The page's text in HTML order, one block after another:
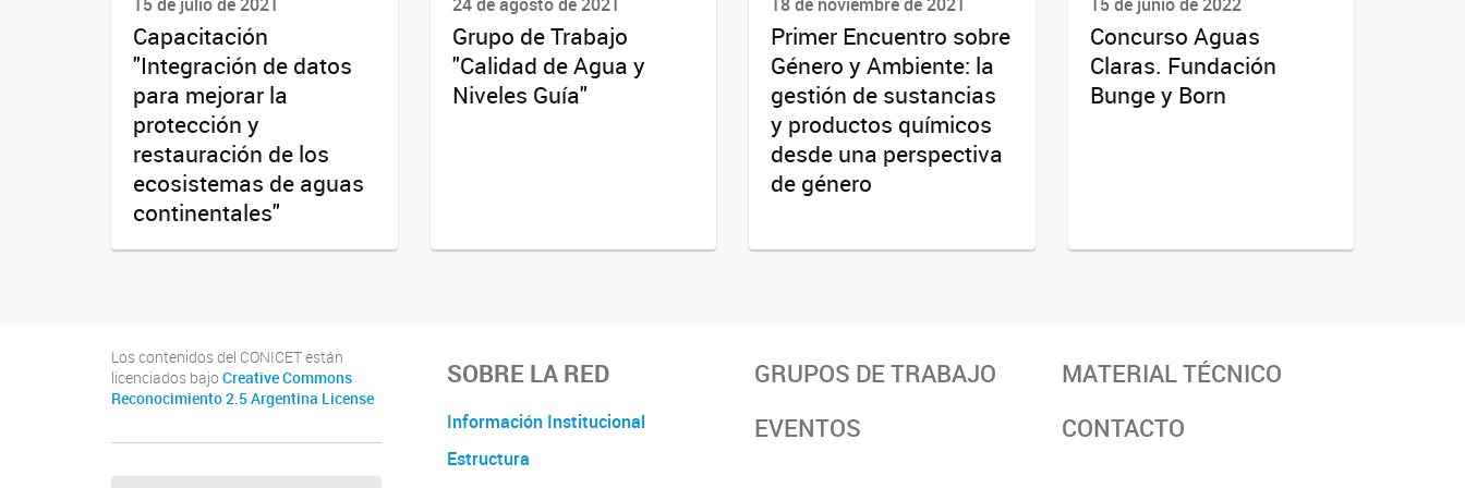
Capacitación
"Integración de datos
para mejorar la
protección y
restauración de los
ecosistemas de aguas
continentales"
Grupo de Trabajo
"Calidad de Agua y
Niveles Guía"
Primer Encuentro sobre
Género y Ambiente: la
gestión de sustancias
y productos químicos
desde una perspectiva
de género
Concurso Aguas
Claras. Fundación
Bunge y Born
Los contenidos del CONICET están
licenciados bajo Creative Commons
Reconocimiento 2.5 Argentina License
SOBRE LA RED
Información Institucional
Estructura
GRUPOS DE TRABAJO
MATERIAL TÉCNICO
EVENTOS
CONTACTO